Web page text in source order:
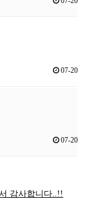
07-20
07-20
감사합니다..!!